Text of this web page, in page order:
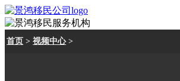
首页 >视频中心>